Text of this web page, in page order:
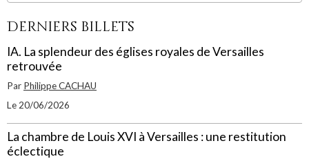
Derniers billets
IA. La splendeur des églises royales de Versailles
retrouvée
Par Philippe CACHAU
Le 20/06/2026
La chambre de Louis XVI à Versailles : une restitution
éclectique